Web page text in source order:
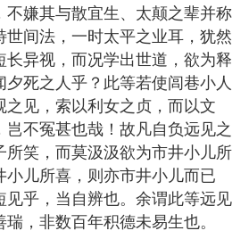
不嫌其与散宜生、太颠之辈并称
世间法，一时太平之业耳，犹然
长异视，而况学出世道，欲为释
死之人乎？此等若使闾巷小人
之见，索以利女之贞，而以文
不冤甚也哉！故凡自负远见之
所笑，而莫汲汲欲为市井小儿所
小儿所喜，则亦市井小儿而已
见乎，当自辨也。余谓此等远见
，非数百年积德未易生也。